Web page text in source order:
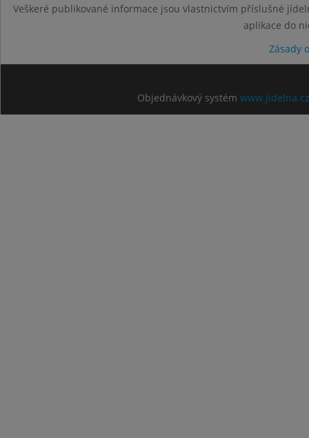
Veškeré publikované informace jsou vlastnictvím příslušné
aplikace do
Zásady
Objednávkový systém www.jidelna.cz